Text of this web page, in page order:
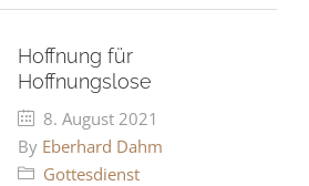
Hoffnung für
Hoffnungslose
8. August 2021
By Eberhard Dahm
Gottesdienst